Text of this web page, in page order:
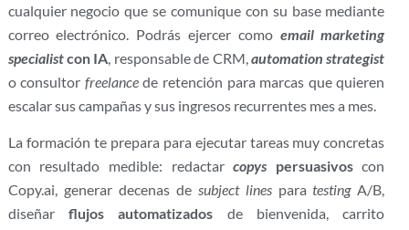
cualquier negocio que se comunique con su base mediante
correo electrónico. Podrás ejercer como email marketing
specialistcon IA , responsable de CRM,automation strategist
o consultor freelancede retención para marcas que quieren
escalar sus campañas y sus ingresos recurrentes mes a mes.
La formación te prepara para ejecutar tareas muy concretas
con resultado medible: redactarcopys persuasivoscon
Copy.ai, generar decenas de subject linesparatestingA/B,
diseñar flujos automatizados de bienvenida, carrito